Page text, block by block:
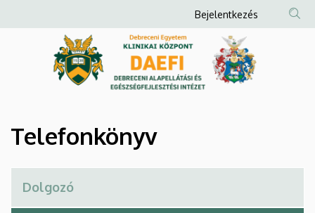
Debreceni
és
Egészségfejlesztési
Intézet
a
Anonim
Felhasználói
fiók
menüje
Bejelentkezés
Telefonkönyv